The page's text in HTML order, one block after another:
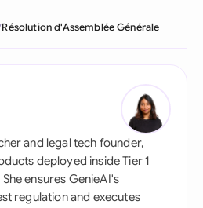
Résolution d'Assemblée Générale
and legal tech founder,
deployed inside Tier 1
ensures GenieAI's
regulation and executes